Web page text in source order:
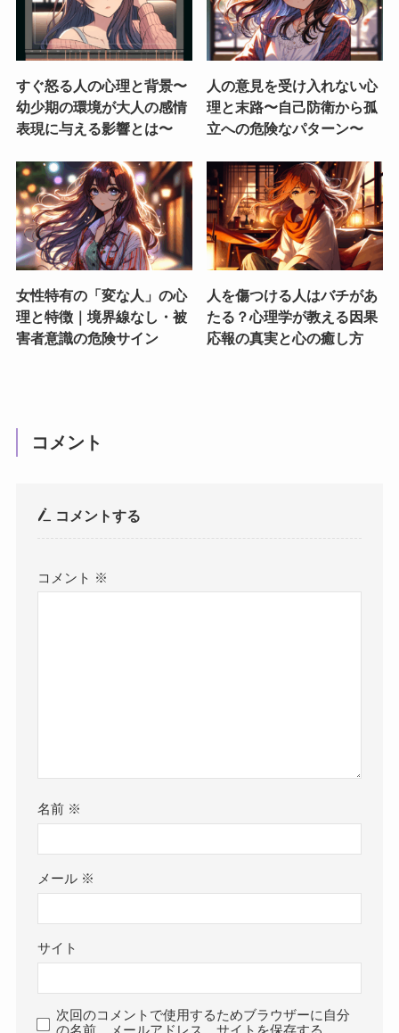
すぐ怒る人の心理と背景〜
幼少期の環境が大人の感情
表現に与える影響とは〜
人の意見を受け入れない心
理と末路〜自己防衛から孤
立への危険なパターン〜
女性特有の「変な人」の心
理と特徴｜境界線なし・被
害者意識の危険サイン
人を傷つける人はバチがあ
たる？心理学が教える因果
応報の真実と心の癒し方
コメント
コメントする
コメント ※
名前 ※
メール ※
サイト
次回のコメントで使用するためブラウザーに自分
の名前、メールアドレス、サイトを保存する。